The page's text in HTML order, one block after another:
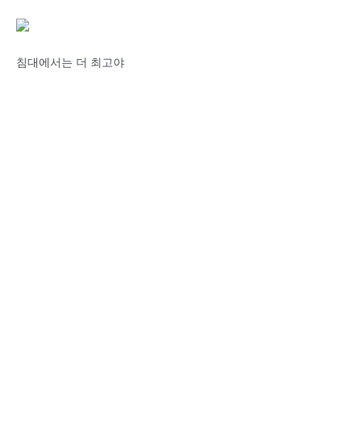
침대에서는 더 최고야